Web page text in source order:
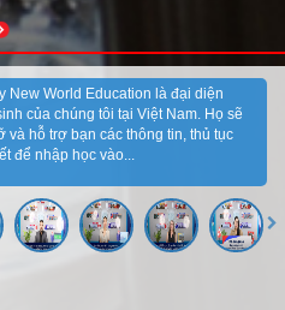
New World Education là đại diện
của chúng tôi tại Việt Nam. Họ sẽ
và hỗ trợ bạn các thông tin, thủ tục
để nhập học vào...